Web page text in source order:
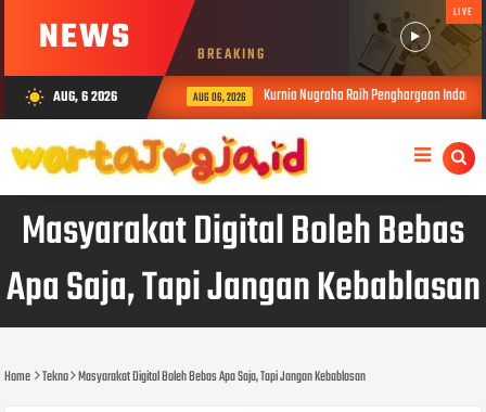
NEWS BREAKING
LIVE
wb_sunny AUG, 6 2026 AUG 06, 2026 Kurnia Nugraha Raih Penghargaan
Masyarakat Digital Boleh Bebas
Apa Saja, Tapi Jangan Kebablasan
Home Tekno Masyarakat Digital Boleh Bebas Apa Saja, Tapi Jangan Kebablasan